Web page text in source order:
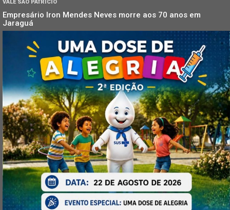
VALE SÃO PATRÍCIO
Empresário Iron Mendes Neves morre aos 70 anos em
Jaraguá